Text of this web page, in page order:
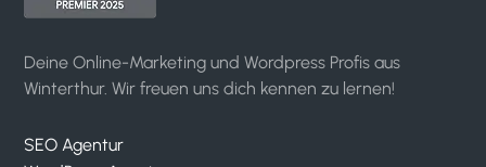
Deine Online-Marketing und Wordpress Profis aus
Winterthur. Wir freuen uns dich kennen zu lernen!
SEO Agentur